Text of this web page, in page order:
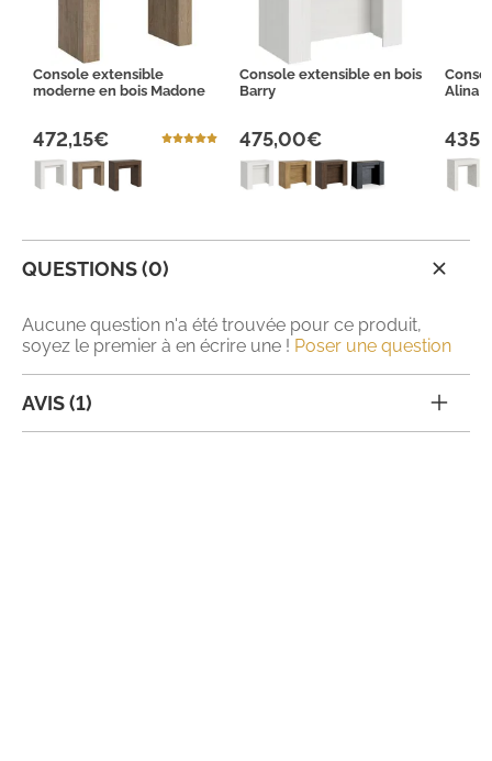
Console extensible
moderne en bois Madone
472,15€
Console extensible en bois
Barry
475,00€
Alina
QUESTIONS (0)
Aucune question n'a été trouvée pour ce produit,
soyez le premier à en écrire une ! Poser une question
AVIS (1)